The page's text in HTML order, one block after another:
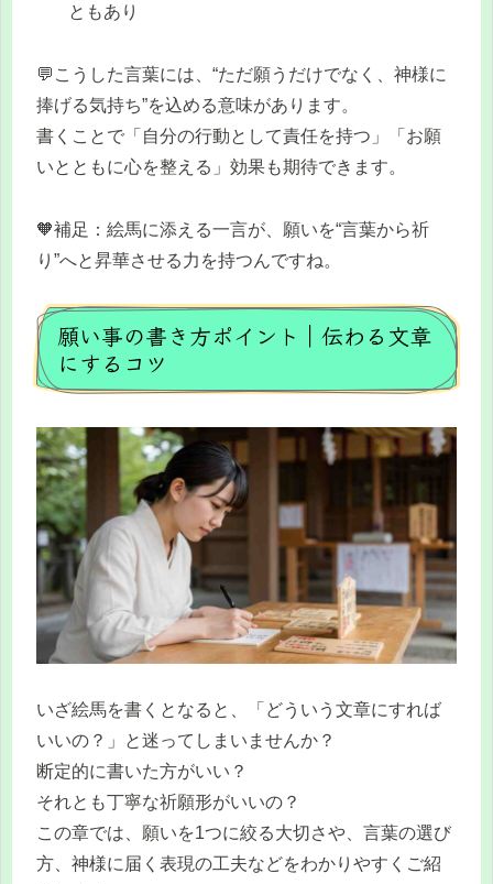
ともあり
💬こうした言葉には、“ただ願うだけでなく、神様に
捧げる気持ち”を込める意味があります。
書くことで「自分の行動として責任を持つ」「お願
いとともに心を整える」効果も期待できます。
🧡補足：絵馬に添える一言が、願いを“言葉から祈
り”へと昇華させる力を持つんですね。
願い事の書き方ポイント｜伝わる文章
にするコツ
いざ絵馬を書くとなると、「どういう文章にすれば
いいの？」と迷ってしまいませんか？
断定的に書いた方がいい？
それとも丁寧な祈願形がいいの？
この章では、願いを1つに絞る大切さや、言葉の選び
方、神様に届く表現の工夫などをわかりやすくご紹